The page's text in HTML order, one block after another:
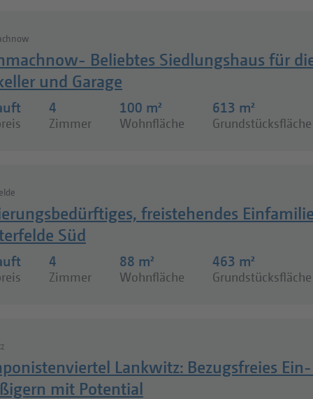
Beliebtes Siedlungshaus für
und Garage
4
Zimmer
100 m²
Wohnfläche
613 m²
Grundstücksfläche
freistehendes
Süd
4
Zimmer
88 m²
Wohnfläche
463 m²
Grundstücksfläche
Lankwitz: Bezugsfreies
mit Potential